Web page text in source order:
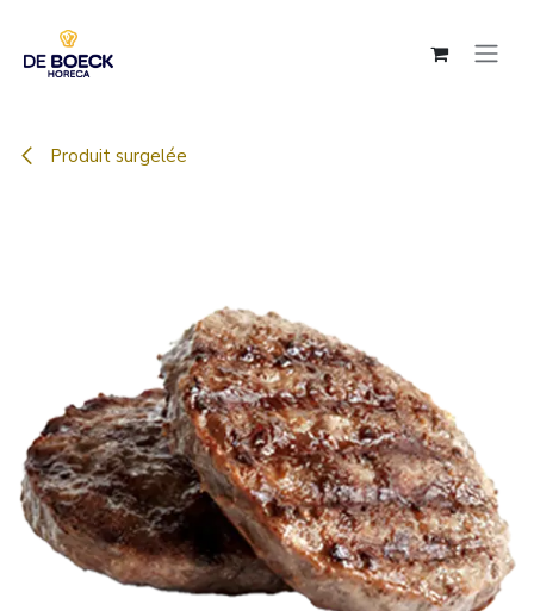
Produit surgelée